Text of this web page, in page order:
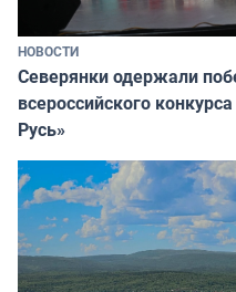
НОВОСТИ
Северянки одержали
всероссийского
Русь»